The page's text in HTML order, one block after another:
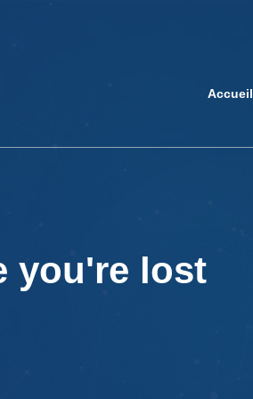
Accueil
you're lost